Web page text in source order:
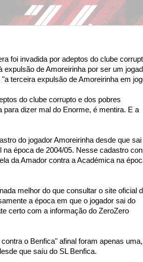
foi invadida por adeptos do clube
de Amoreirinha por ser um
terceira expulsão de Amoreirinha em
do clube corrupto e dos pobres
dizer mal do Enorme, é mentira. E a
do jogador Amoreirinha desde que sai
época de 2004/05. Nesse cadastro
da Amador contra a Académica na
melhor do que consultar o site oficial
a época em que o jogador sai do
certo com a informação do ZeroZero
o Benfica" afinal foram apenas uma,
que saíu do SL Benfica.